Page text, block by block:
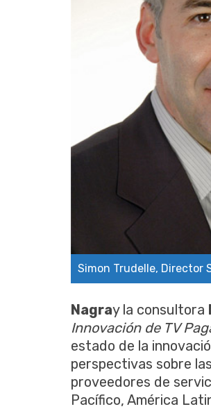
Simon Trudelle, Director
Nagray la consultora
Innovación de TV
estado de la
perspectivas sobre
proveedores de
Pacífico, América